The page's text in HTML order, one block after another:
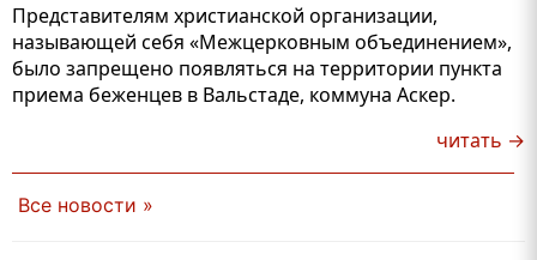
Представителям христианской организации,
называющей себя «Межцерковным объединением»,
было запрещено появляться на территории пункта
приема беженцев в Вальстаде, коммуна Аскер.
читать →
Все новости »